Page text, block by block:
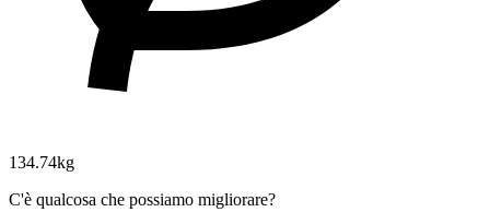
134.74kg
C'è qualcosa che possiamo migliorare?